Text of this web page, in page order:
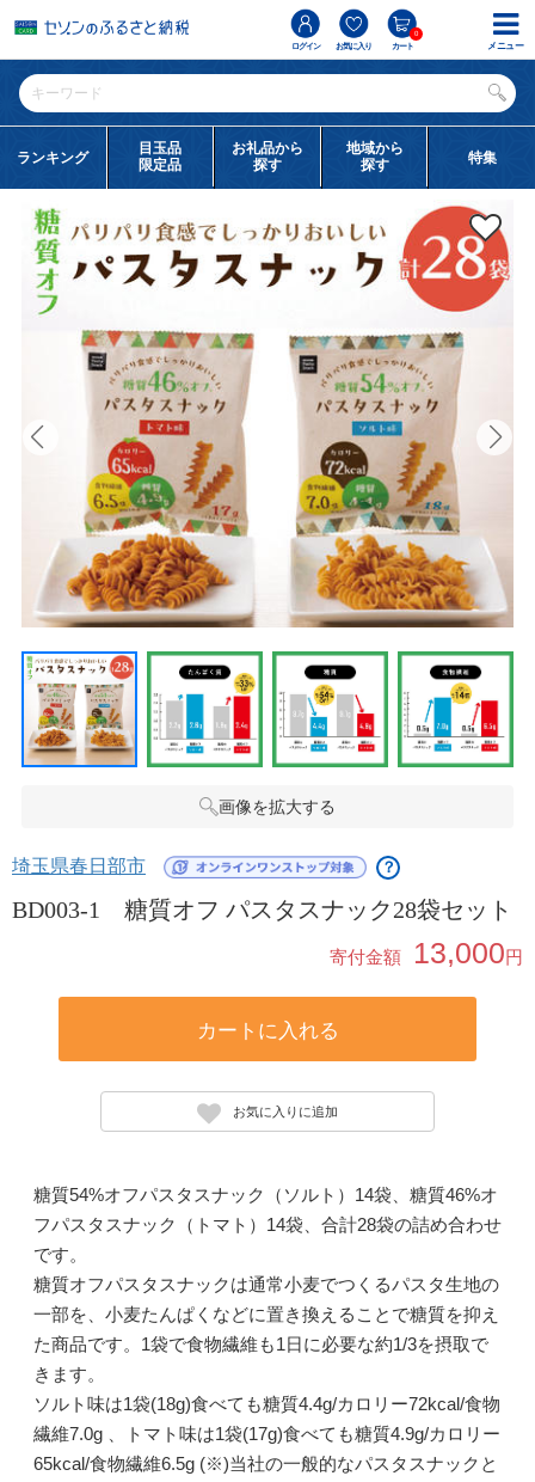
ログイン お気に入り カート
0
ランキング
目玉品
限定品
お礼品から
探す
地域から
探す
特集
画像を拡大する
埼玉県春日部市 ？
BD003-1 糖質オフ パスタスナック28袋セット
寄付金額 13,000円
カートに入れる
お気に入りに追加
糖質54%オフパスタスナック（ソルト）14袋、糖質46%オ
フパスタスナック（トマト）14袋、合計28袋の詰め合わせ
です。
糖質オフパスタスナックは通常小麦でつくるパスタ生地の
一部を、小麦たんぱくなどに置き換えることで糖質を抑え
た商品です。1袋で食物繊維も1日に必要な約1/3を摂取で
きます。
ソルト味は1袋(18g)食べても糖質4.4g/カロリー72kcal/食物
繊維7.0g 、トマト味は1袋(17g)食べても糖質4.9g/カロリー
65kcal/食物繊維6.5g (※)当社の一般的なパスタスナックと
メニュー